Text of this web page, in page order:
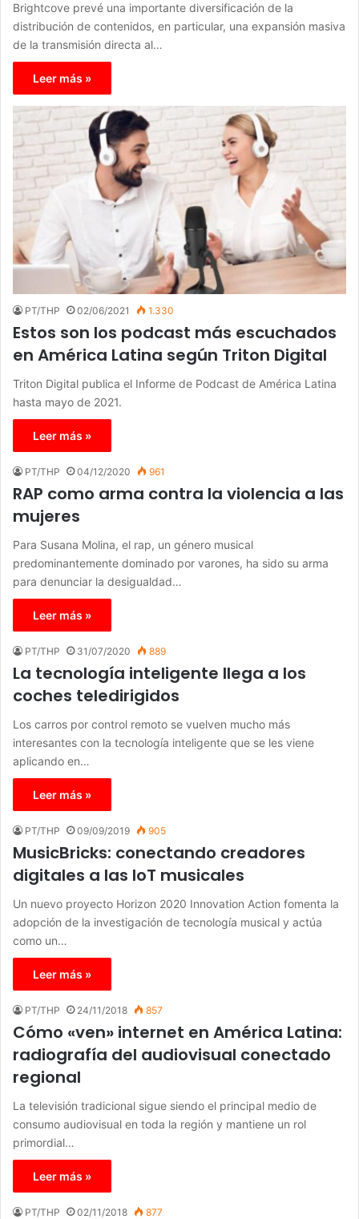
Brightcove prevé una importante diversificación de la
distribución de contenidos, en particular, una expansión masiva
de la transmisión directa al…
Leer más »
PT/THP 02/06/2021 1.330
Estos son los podcast más escuchados
en América Latina según Triton Digital
Triton Digital publica el Informe de Podcast de América Latina
hasta mayo de 2021.
Leer más »
PT/THP 04/12/2020 961
RAP como arma contra la violencia a las
mujeres
Para Susana Molina, el rap, un género musical
predominantemente dominado por varones, ha sido su arma
para denunciar la desigualdad…
Leer más »
PT/THP 31/07/2020 889
La tecnología inteligente llega a los
coches teledirigidos
Los carros por control remoto se vuelven mucho más
interesantes con la tecnología inteligente que se les viene
aplicando en…
Leer más »
PT/THP 09/09/2019 905
MusicBricks: conectando creadores
digitales a las IoT musicales
Un nuevo proyecto Horizon 2020 Innovation Action fomenta la
adopción de la investigación de tecnología musical y actúa
como un…
Leer más »
PT/THP 24/11/2018 857
Cómo «ven» internet en América Latina:
radiografía del audiovisual conectado
regional
La televisión tradicional sigue siendo el principal medio de
consumo audiovisual en toda la región y mantiene un rol
primordial…
Leer más »
PT/THP 02/11/2018 877